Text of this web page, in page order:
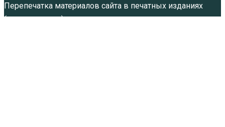
Перепечатка материалов сайта в печатных изданиях
(книгах, прессе) разрешена только при указании